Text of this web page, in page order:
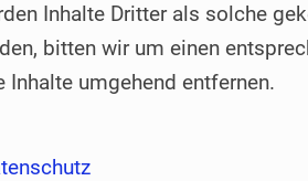
Inhalte Dritter als solche
bitten wir um einen
Inhalte umgehend entfernen.